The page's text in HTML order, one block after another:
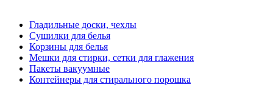
Гладильные доски, чехлы
Сушилки для белья
Корзины для белья
Мешки для стирки, сетки для глажения
Пакеты вакуумные
Контейнеры для стирального порошка